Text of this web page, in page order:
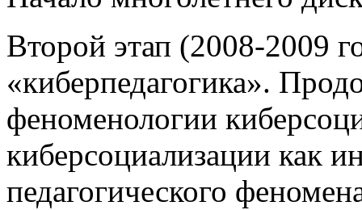
Второй этап (2008-2009
«киберпедагогика».
феноменологии
киберсоциализации как
педагогического